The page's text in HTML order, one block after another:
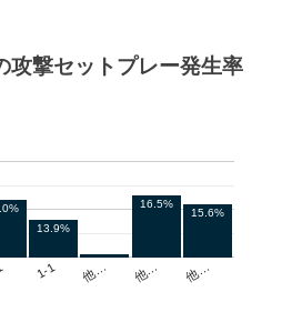
攻撃セットプレー発生率
1-1 他… 他… 他…
13.9%
16.5%
15.6%